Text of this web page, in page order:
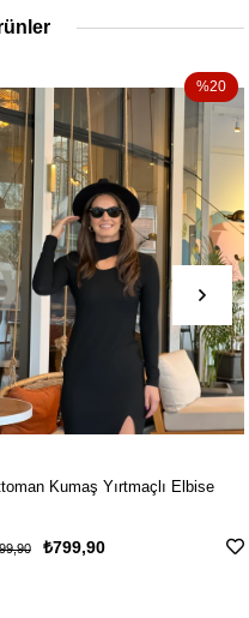
Elbise
%20
Ottoman Kumaş
₺799,90